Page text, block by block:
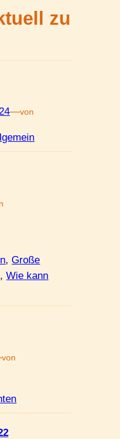
zu
—von
, Große
, Wie kann
von